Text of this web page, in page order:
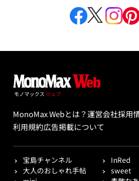
MonoMax Webとは？運営会社採用
利用規約広告掲載について
宝島チャンネル
InRed
大人のおしゃれ手帖
sweet